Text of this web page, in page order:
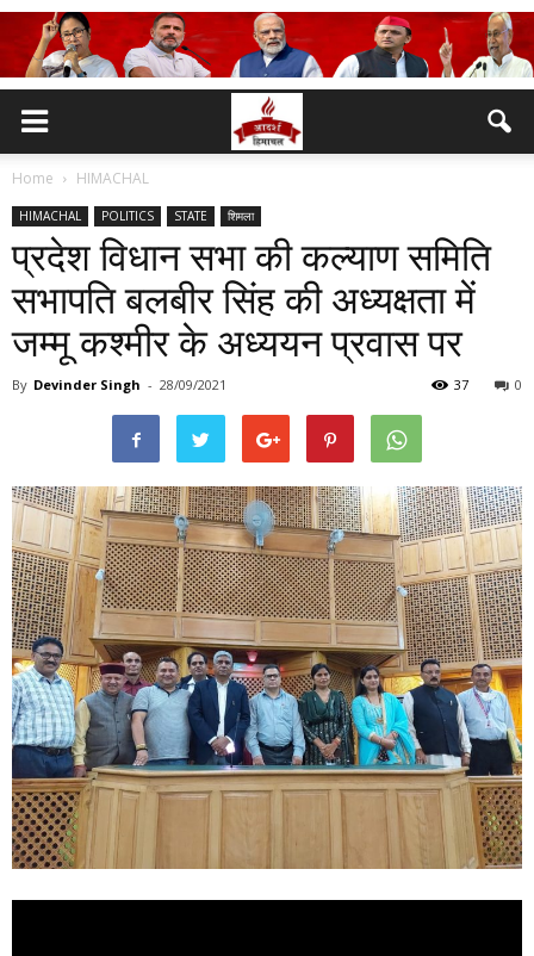
Home HIMACHAL
HIMACHAL POLITICS STATE शिमला
प्रदेश विधान सभा की कल्याण समिति
सभापति बलबीर सिंह की अध्यक्षता में
जम्मू कश्मीर के अध्ययन प्रवास पर
By Devinder Singh - 28/09/2021 0
37